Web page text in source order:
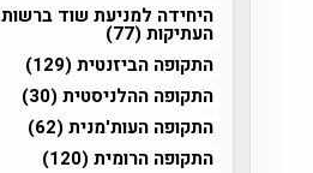
היחידה למניעת שוד ברשות
העתיקות(77)
התקופה הביזנטית(129)
התקופה ההלניסטית(30)
התקופה העות'מנית(62)
התקופה הרומית(120)